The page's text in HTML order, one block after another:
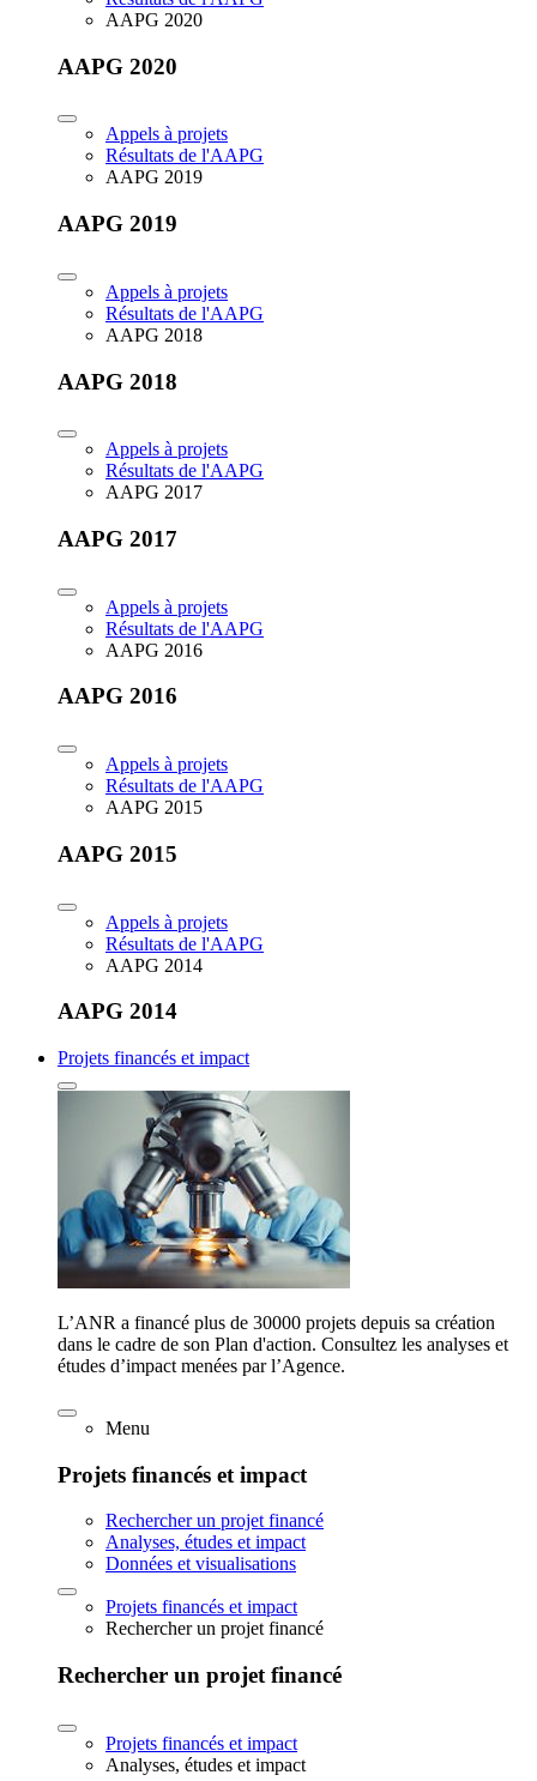
AAPG 2020
AAPG 2020
Appels à projets
Résultats de l'AAPG
AAPG 2019
AAPG 2019
Appels à projets
Résultats de l'AAPG
AAPG 2018
AAPG 2018
Appels à projets
Résultats de l'AAPG
AAPG 2017
AAPG 2017
Appels à projets
Résultats de l'AAPG
AAPG 2016
AAPG 2016
Appels à projets
Résultats de l'AAPG
AAPG 2015
AAPG 2015
Appels à projets
Résultats de l'AAPG
AAPG 2014
AAPG 2014
Projets financés et impact
L’ANR a financé plus de 30000 projets depuis sa création
dans le cadre de son Plan d'action. Consultez les analyses et
études d’impact menées par l’Agence.
Menu
Projets financés et impact
Rechercher un projet financé
Analyses, études et impact
Données et visualisations
Projets financés et impact
Rechercher un projet financé
Rechercher un projet financé
Projets financés et impact
Analyses, études et impact